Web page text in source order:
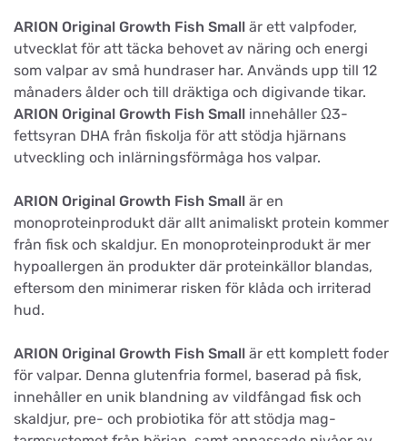
ARION Original Growth Fish Small är ett valpfoder,
utvecklat för att täcka behovet av näring och energi
som valpar av små hundraser har. Används upp till 12
månaders ålder och till dräktiga och digivande tikar.
ARION Original Growth Fish Small innehåller Ω3-
fettsyran DHA från fiskolja för att stödja hjärnans
utveckling och inlärningsförmåga hos valpar.
ARION Original Growth Fish Small är en
monoproteinprodukt där allt animaliskt protein kommer
från fisk och skaldjur. En monoproteinprodukt är mer
hypoallergen än produkter där proteinkällor blandas,
eftersom den minimerar risken för klåda och irriterad
hud.
ARION Original Growth Fish Small är ett komplett foder
för valpar. Denna glutenfria formel, baserad på fisk,
innehåller en unik blandning av vildfångad fisk och
skaldjur, pre- och probiotika för att stödja mag-